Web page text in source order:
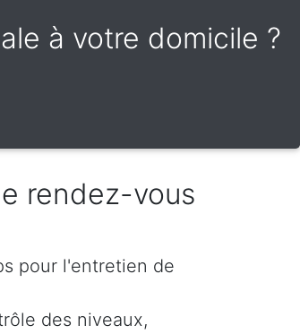
à votre domicile ?
rendez-vous
pour l'entretien de
des niveaux,